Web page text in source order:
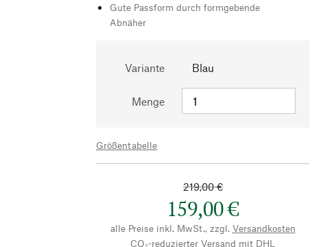
Gute Passform durch formgebende
Abnäher
Variante Blau
Menge
Größentabelle
219,00 €
159,00 €
alle Preise inkl. MwSt., zzgl. Versandkosten
CO₂-reduzierter Versand mit DHL